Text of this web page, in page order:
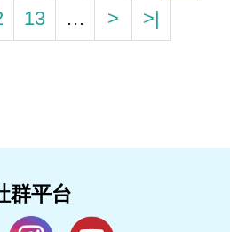
13 … > >|
群平台